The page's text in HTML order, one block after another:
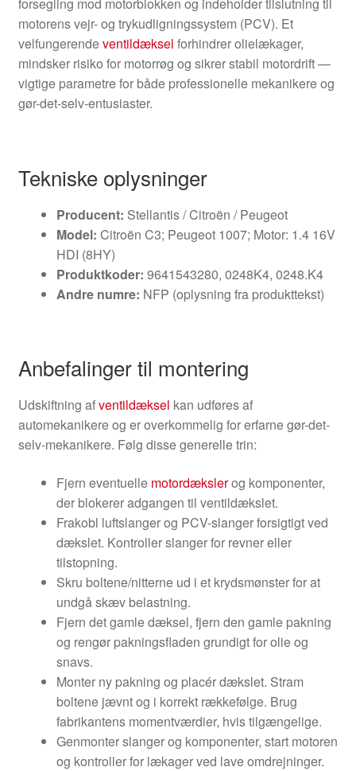
forsegling mod motorblokken og indeholder tilslutning til
motorens vejr- og trykudligningssystem (PCV). Et
velfungerendeventildæksel forhindrer olielækager,
mindsker risiko for motorrøg og sikrer stabil motordrift —
vigtige parametre for både professionelle mekanikere og
gør-det-selv-entusiaster.
Tekniske oplysninger
Producent: Stellantis / Citroën / Peugeot
Model: Citroën C3; Peugeot 1007; Motor: 1.4 16V
HDI (8HY)
Produktkoder: 9641543280, 0248K4, 0248.K4
Andre numre: NFP (oplysning fra produkttekst)
Anbefalinger til montering
Udskiftning afventildæksel kan udføres af
automekanikere og er overkommelig for erfarne gør-det-
selv-mekanikere. Følg disse generelle trin:
Fjern eventuelle motordækslerog komponenter,
der blokerer adgangen til ventildækslet.
Frakobl luftslanger og PCV-slanger forsigtigt ved
dækslet. Kontroller slanger for revner eller
tilstopning.
Skru boltene/nitterne ud i et krydsmønster for at
undgå skæv belastning.
Fjern det gamle dæksel, fjern den gamle pakning
og rengør pakningsfladen grundigt for olie og
snavs.
Monter ny pakning og placér dækslet. Stram
boltene jævnt og i korrekt rækkefølge. Brug
fabrikantens momentværdier, hvis tilgængelige.
Genmonter slanger og komponenter, start motoren
og kontroller for lækager ved lave omdrejninger.